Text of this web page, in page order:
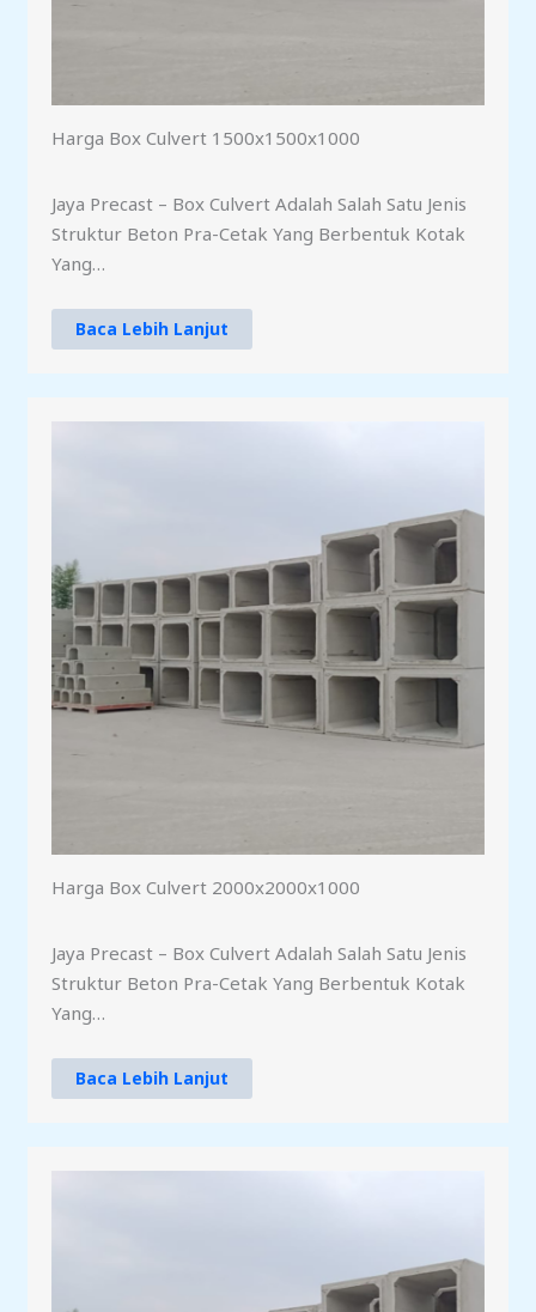
Harga Box Culvert 1500x1500x1000
Jaya Precast – Box Culvert Adalah Salah Satu Jenis
Struktur Beton Pra-Cetak Yang Berbentuk Kotak
Yang…
Baca Lebih Lanjut
Harga Box Culvert 2000x2000x1000
Jaya Precast – Box Culvert Adalah Salah Satu Jenis
Struktur Beton Pra-Cetak Yang Berbentuk Kotak
Yang…
Baca Lebih Lanjut